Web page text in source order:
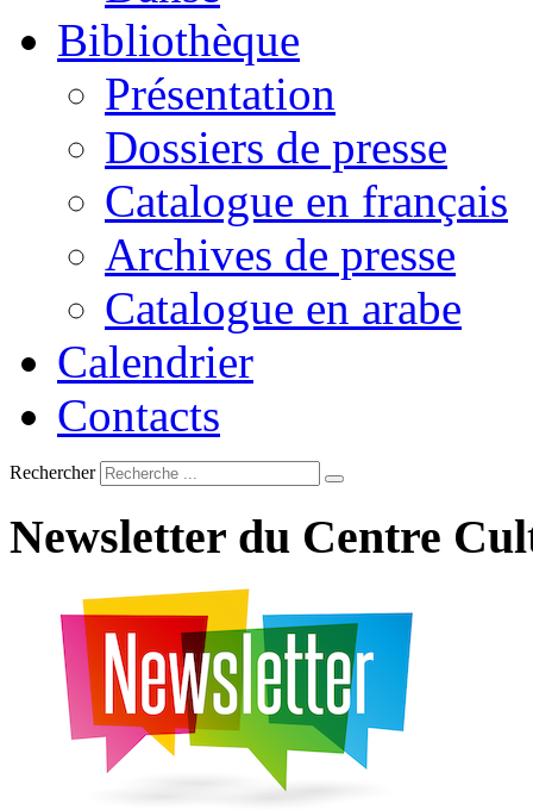
Bibliothèque
Présentation
Dossiers de presse
Catalogue en français
Archives de presse
Catalogue en arabe
Calendrier
Contacts
Rechercher
Newsletter du Centre